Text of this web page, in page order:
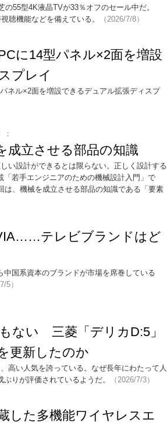
55型4K液晶TVが33％オフのセール中だ。
聴機能などを備えている。
（2026/7/8）
に14型パネル×2面を増設
プレイ
ネル×2面を増設できるデュアル拡張ディスプ
立させる部品の知識
い設計ができるとは限らない。正しく設計する
若手エンジニアのための機械設計入門」で
、機械を成立させる部品の知識である「要素
テレビブランドはど
国系資本のブランドが市場を席巻している
5）
ない 三菱「デリカD:5」
更新したのか
高い人気を誇っている。なぜ長年にわたって人
りが評価されているようだ。
（2026/7/3）
した多機能ワイヤレスエ